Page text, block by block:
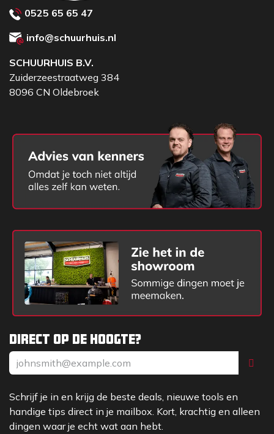
Direct op de hoogte?
Schrijf je in en krijg de beste deals, nieuwe tools en
handige tips direct in je mailbox. Kort, krachtig en alleen
dingen waar je echt wat aan hebt.
0525 65 65 47
info@schuurhuis.nl
SCHUURHUIS B.V.
Zuiderzeestraatweg 384
8096 CN Oldebroek